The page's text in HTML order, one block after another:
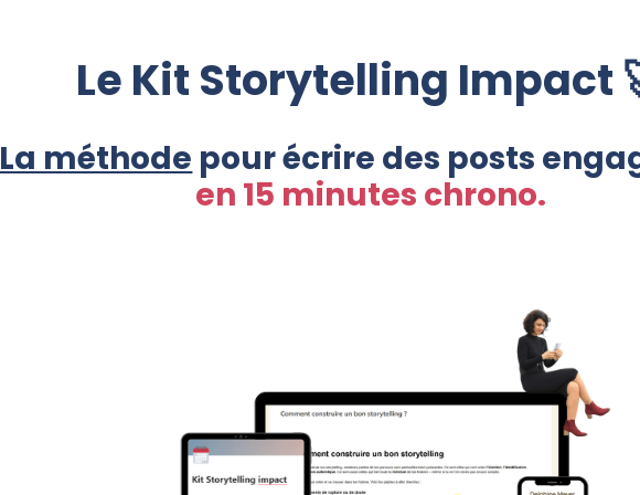
Le Kit Storytelling Impact
La méthode pour écrire des posts
en 15 minutes chrono.